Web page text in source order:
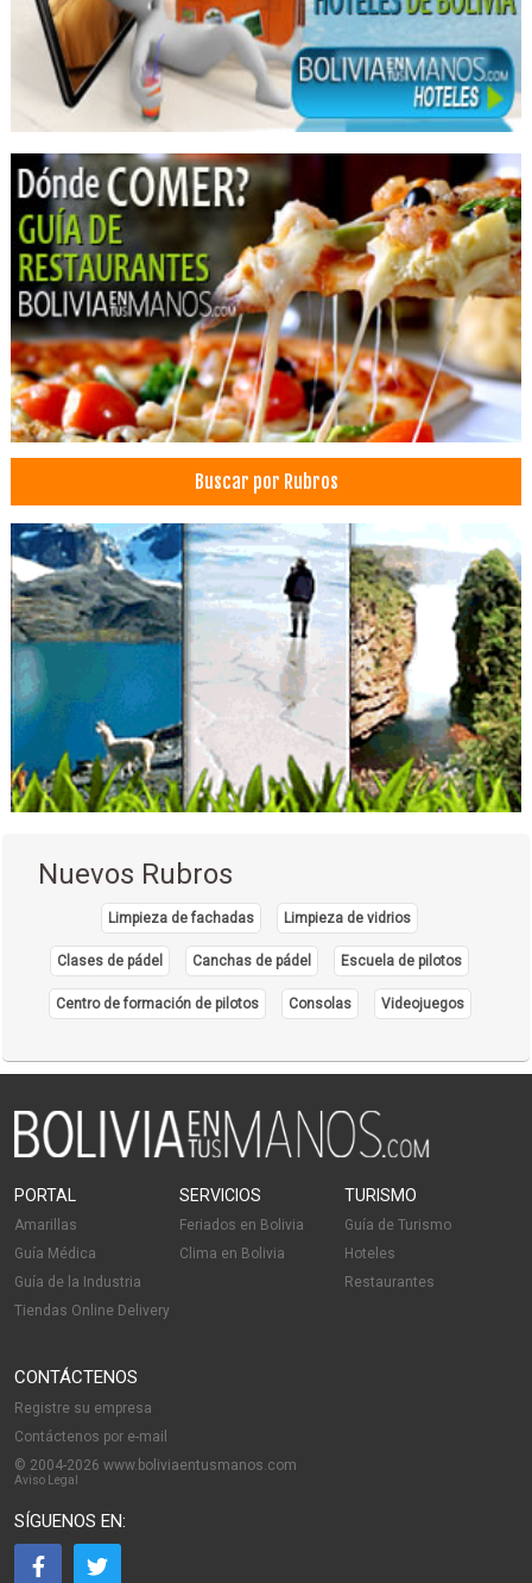
Diagnostico Genetico
Genetica Forense
Genética
Genética Bioquímica
Cariotipo
Diagnóstico por imágenes
Ecocardiografías
Ecografías pediátricas
Ginecología
Tomografía
Salud: Centros Médicos
Laboratorios de Análisis Clínicos
Clínicas Privadas
Medicina Ortomolecular
Médico Cirujano
Profesionales
Buscar por Rubros
Nuevos Rubros
Limpieza de fachadas Limpieza de vidrios
Clases de pádel Canchas de pádel Escuela de pilotos
Centro de formación de pilotos Consolas Videojuegos
PORTAL
Amarillas
Guía Médica
Guía de la Industria
Tiendas Online Delivery
SERVICIOS
Feriados en Bolivia
Clima en Bolivia
TURISMO
Guía de Turismo
Hoteles
Restaurantes
CONTÁCTENOS
Registre su empresa
Contáctenos por e-mail
© 2004-2026 www.boliviaentusmanos.com
Aviso Legal
SÍGUENOS EN: